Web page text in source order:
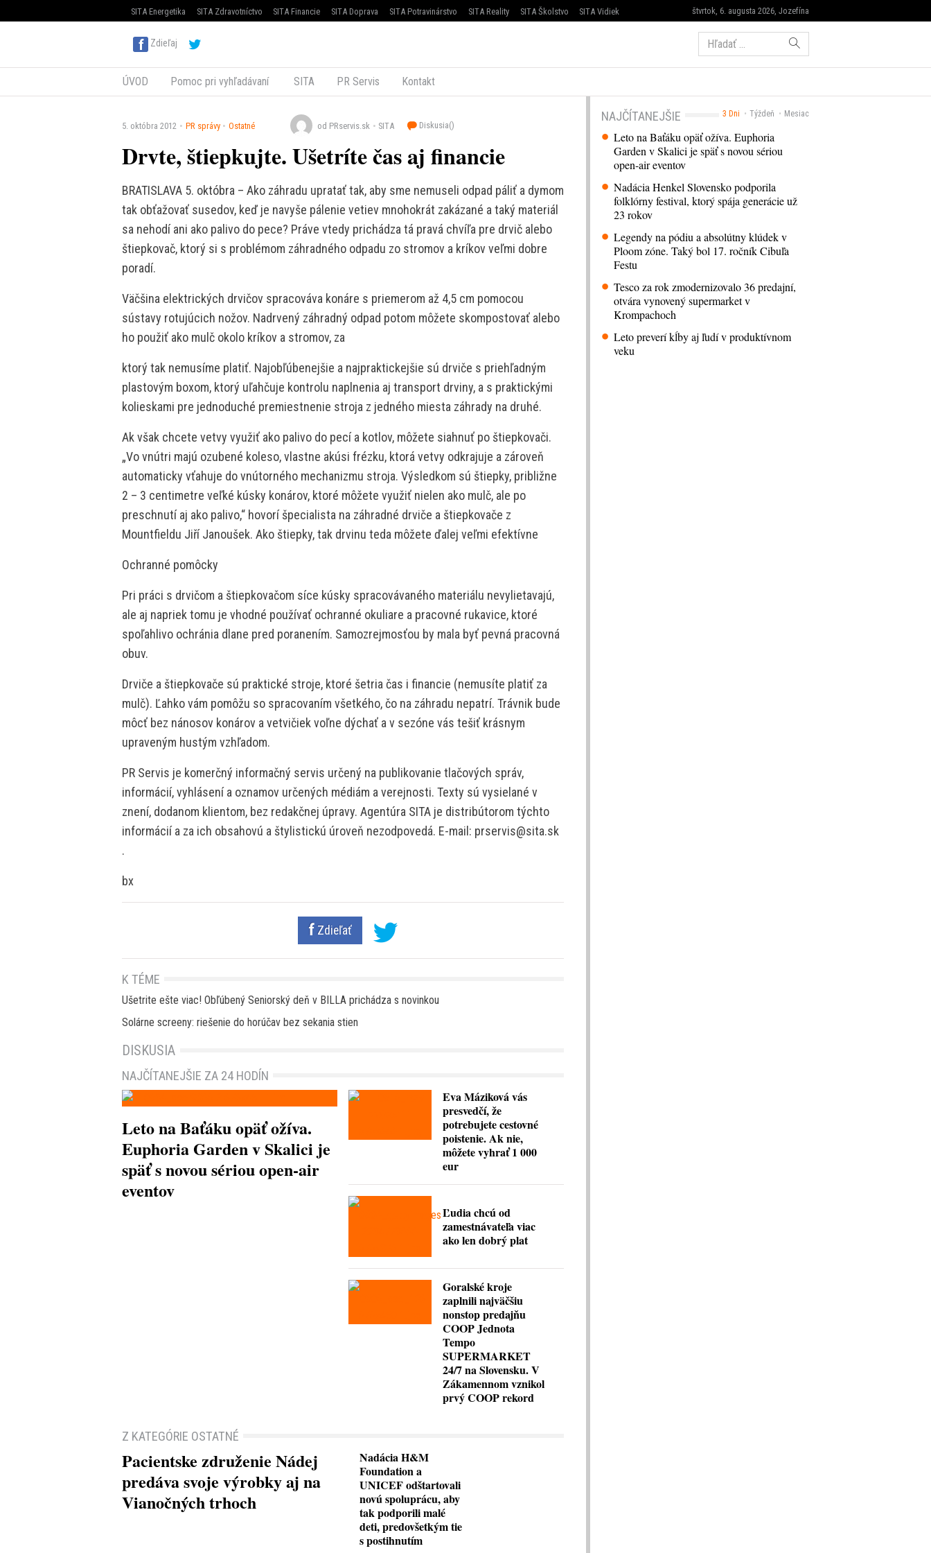
štvrtok, 6. augusta 2026, Jozefína
SITA Energetika SITA Zdravotníctvo SITA Financie SITA Doprava SITA Potravinárstvo SITA Reality SITA Školstvo SITA Vidiek
Zdieľaj Hľadať:
ÚVOD Pomoc pri vyhľadávaní SITA PR Servis Kontakt
5. októbra 2012 PR správy Ostatné od PRservis.sk SITA Diskusia()
Drvte, štiepkujte. Ušetríte čas aj financie
BRATISLAVA 5. októbra – Ako záhradu upratať tak, aby sme nemuseli odpad páliť a dymom
tak obťažovať susedov, keď je navyše pálenie vetiev mnohokrát zakázané a taký materiál
sa nehodí ani ako palivo do pece? Práve vtedy prichádza tá pravá chvíľa pre drvič alebo
štiepkovač, ktorý si s problémom záhradného odpadu zo stromov a kríkov veľmi dobre
poradí.
Väčšina elektrických drvičov spracováva konáre s priemerom až 4,5 cm pomocou
sústavy rotujúcich nožov. Nadrvený záhradný odpad potom môžete skompostovať alebo
ho použiť ako mulč okolo kríkov a stromov, za
ktorý tak nemusíme platiť. Najobľúbenejšie a najpraktickejšie sú drviče s priehľadným
plastovým boxom, ktorý uľahčuje kontrolu naplnenia aj transport drviny, a s praktickými
kolieskami pre jednoduché premiestnenie stroja z jedného miesta záhrady na druhé.
Ak však chcete vetvy využiť ako palivo do pecí a kotlov, môžete siahnuť po štiepkovači.
„Vo vnútri majú ozubené koleso, vlastne akúsi frézku, ktorá vetvy odkrajuje a zároveň
automaticky vťahuje do vnútorného mechanizmu stroja. Výsledkom sú štiepky, približne
2 – 3 centimetre veľké kúsky konárov, ktoré môžete využiť nielen ako mulč, ale po
preschnutí aj ako palivo,“ hovorí špecialista na záhradné drviče a štiepkovače z
Mountfieldu Jiří Janoušek. Ako štiepky, tak drvinu teda môžete ďalej veľmi efektívne
Ochranné pomôcky
Pri práci s drvičom a štiepkovačom síce kúsky spracovávaného materiálu nevylietavajú,
ale aj napriek tomu je vhodné používať ochranné okuliare a pracovné rukavice, ktoré
spoľahlivo ochránia dlane pred poranením. Samozrejmosťou by mala byť pevná pracovná
obuv.
Drviče a štiepkovače sú praktické stroje, ktoré šetria čas i financie (nemusíte platiť za
mulč). Ľahko vám pomôžu so spracovaním všetkého, čo na záhradu nepatrí. Trávnik bude
môcť bez nánosov konárov a vetvičiek voľne dýchať a v sezóne vás tešiť krásnym
upraveným hustým vzhľadom.
PR Servis je komerčný informačný servis určený na publikovanie tlačových správ,
informácií, vyhlásení a oznamov určených médiám a verejnosti. Texty sú vysielané v
znení, dodanom klientom, bez redakčnej úpravy. Agentúra SITA je distribútorom týchto
informácií a za ich obsahovú a štylistickú úroveň nezodpovedá. E-mail: prservis@sita.sk
.
bx
Zdieľať
3 Dni Týždeň Mesiac
NAJČÍTANEJŠIE
Leto na Baťáku opäť ožíva. Euphoria
Garden v Skalici je späť s novou sériou
open-air eventov
Nadácia Henkel Slovensko podporila
folklórny festival, ktorý spája generácie už
23 rokov
Legendy na pódiu a absolútny klúdek v
Ploom zóne. Taký bol 17. ročník Cibuľa
Festu
Tesco za rok zmodernizovalo 36 predajní,
otvára vynovený supermarket v
Krompachoch
Leto preverí kĺby aj ľudí v produktívnom
veku
K TÉME
Ušetrite ešte viac! Obľúbený Seniorský deň v BILLA prichádza s novinkou
Solárne screeny: riešenie do horúčav bez sekania stien
DISKUSIA
NAJČÍTANEJŠIE ZA 24 HODÍN
Leto na Baťáku opäť ožíva.
Euphoria Garden v Skalici je
späť s novou sériou open-air
eventov
Eva Máziková vás
presvedčí, že
potrebujete cestovné
poistenie. Ak nie,
môžete vyhrať 1 000
eur
Ľudia chcú od
zamestnávateľa viac
ako len dobrý plat
Goralské kroje
zaplnili najväčšiu
nonstop predajňu
COOP Jednota
Tempo
SUPERMARKET
24/7 na Slovensku. V
Zákamennom vznikol
prvý COOP rekord
Z KATEGÓRIE OSTATNÉ
Pacientske združenie Nádej
predáva svoje výrobky aj na
Vianočných trhoch
Nadácia H&M
Foundation a
UNICEF odštartovali
novú spoluprácu, aby
tak podporili malé
deti, predovšetkým tie
s postihnutím